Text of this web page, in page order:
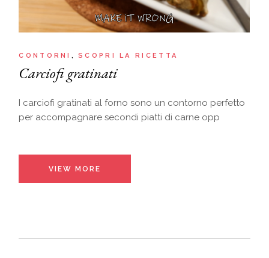
CONTORNI SCOPRI LA RICETTA
Carciofi gratinati
I carciofi gratinati al forno sono un contorno perfetto
per accompagnare secondi piatti di carne opp
VIEW MORE